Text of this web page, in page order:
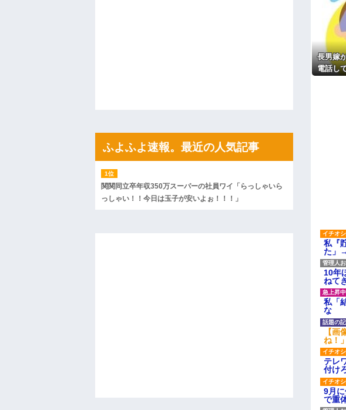
ハードオフに売っていた4万4000円のフィギュアがヤバすぎる
私「ちょっと、人の家の金庫触らないでよ！」キチママ『そこ
たから、開けてみようとしただけ☆』義兄「泥は出てけ！二度と来
私「初めて飲む味だけどなんのお茶？」彼「ちっ！」私「」
wwwwwwwwwwww
【悲報】佐藤輝明・・・２軍でも盛大にやらかす←あまり悲しま
れ
長男嫁
電話し
私『
た」
10年
ねて
私「
な
【
ね！
テレ
付け
9月
で重
ふよふよ速報。最近の人気記事
関関同立卒年収350万スーパーの社員ワイ「らっしゃいら
っしゃい！！今日は玉子が安いよぉ！！！」